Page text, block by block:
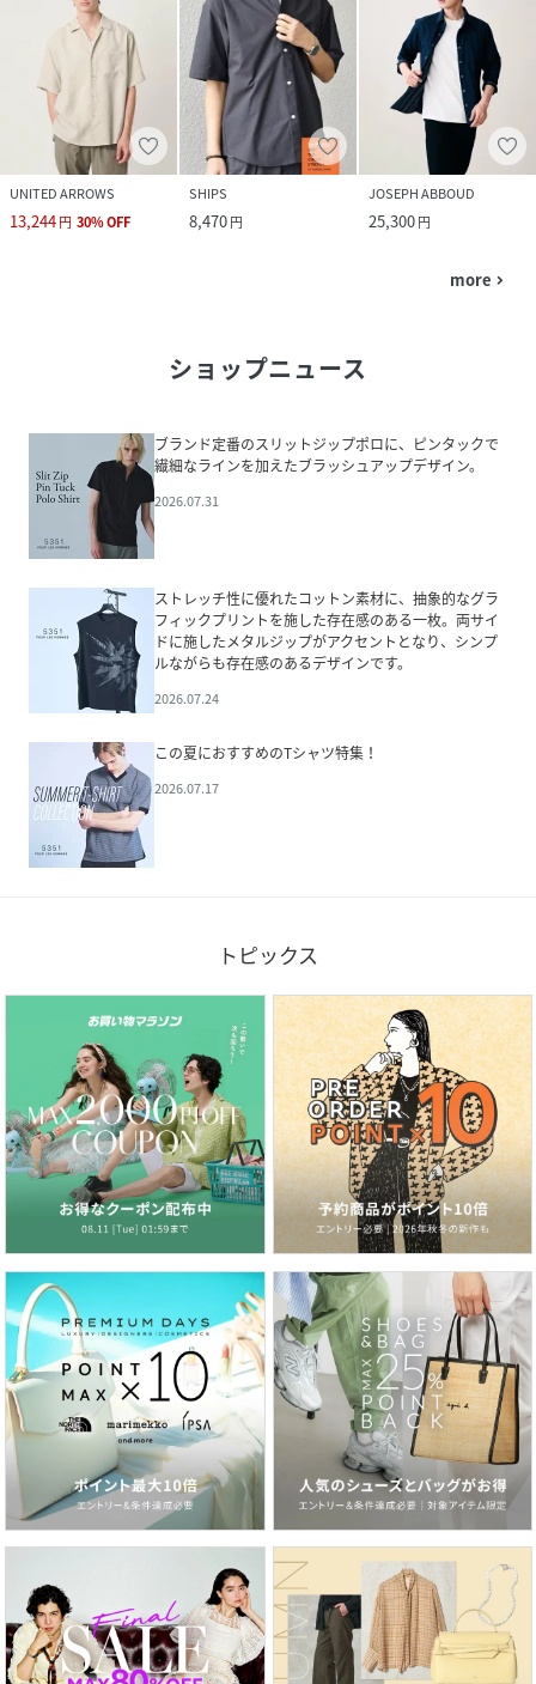
UNITED ARROWS
13,244円 30%OFF
SHIPS
8,470円
JOSEPH ABBOUD
25,300円
more navigate_next
ショップニュース
ブランド定番のスリットジップポロに、ピンタックで
繊細なラインを加えたブラッシュアップデザイン。
2026.07.31
ストレッチ性に優れたコットン素材に、抽象的なグラ
フィックプリントを施した存在感のある一枚。両サイ
ドに施したメタルジップがアクセントとなり、シンプ
ルながらも存在感のあるデザインです。
2026.07.24
この夏におすすめのTシャツ特集！
2026.07.17
トピックス